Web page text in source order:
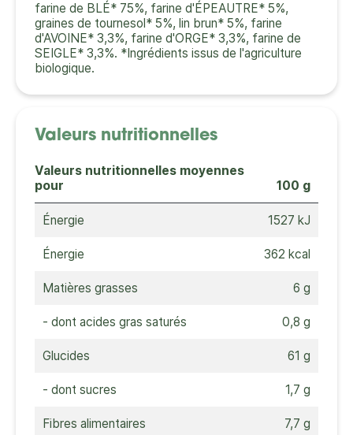
farine de BLÉ* 75%, farine d'ÉPEAUTRE* 5%,
graines de tournesol* 5%, lin brun* 5%, farine
d'AVOINE* 3,3%, farine d'ORGE* 3,3%, farine de
SEIGLE* 3,3%. *Ingrédients issus de l'agriculture
biologique.
Valeurs nutritionnelles
Valeurs nutritionnelles moyennes
pour
100 g
Énergie 1527 kJ
Énergie 362 kcal
Matières grasses 6 g
- dont acides gras saturés 0,8 g
Glucides 61 g
- dont sucres 1,7 g
Fibres alimentaires 7,7 g